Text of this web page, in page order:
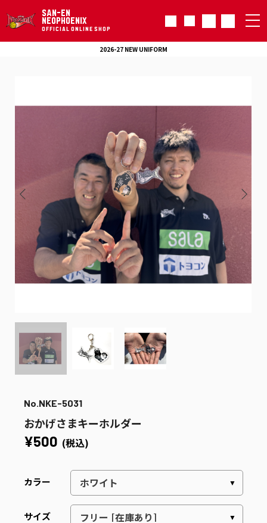
SAN-EN
NEOPHOENIX
OFFICIAL ONLINE SHOP
2026-27 NEW UNIFORM
No.NKE-5031
おかげさまキーホルダー
¥500 (税込)
カラー
サイズ